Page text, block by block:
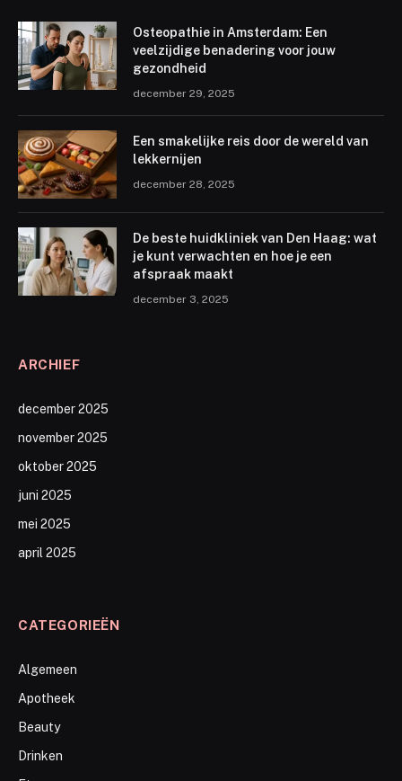
Osteopathie in Amsterdam: Een
veelzijdige benadering voor jouw
gezondheid
december 29, 2025
Een smakelijke reis door de wereld van
lekkernijen
december 28, 2025
De beste huidkliniek van Den Haag: wat
je kunt verwachten en hoe je een
afspraak maakt
december 3, 2025
ARCHIEF
december 2025
november 2025
oktober 2025
juni 2025
mei 2025
april 2025
CATEGORIEËN
Algemeen
Apotheek
Beauty
Drinken